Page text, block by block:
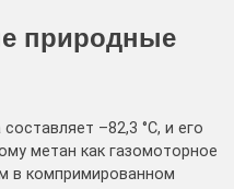
природные
–82,3 °С, и его
метан как газомоторное
в компримированном